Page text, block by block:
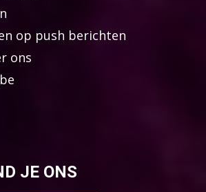
op push berichten
ons
JE ONS